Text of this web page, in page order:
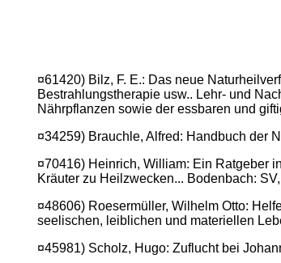
¤61420) Bilz, F. E.: Das neue
Bestrahlungstherapie usw.. Lehr- und
Nährpflanzen sowie der essbaren und
¤34259) Brauchle, Alfred: Handbuch der
¤70416) Heinrich, William: Ein Ratgeber
Kräuter zu Heilzwecken... Bodenbach:
¤48606) Roesermüller, Wilhelm Otto:
seelischen, leiblichen und materiellen
¤45981) Scholz, Hugo: Zuflucht bei